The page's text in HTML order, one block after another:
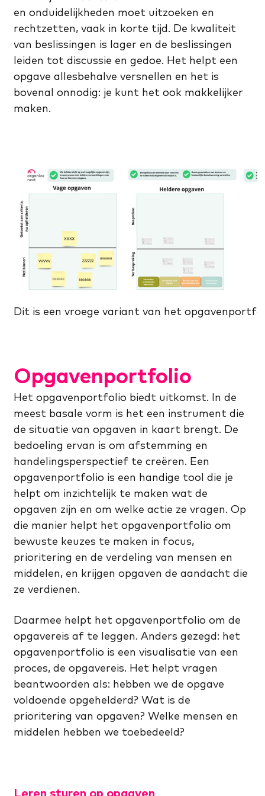
en onduidelijkheden moet uitzoeken en
rechtzetten, vaak in korte tijd. De kwaliteit
van beslissingen is lager en de beslissingen
leiden tot discussie en gedoe. Het helpt een
opgave allesbehalve versnellen en het is
bovenal onnodig: je kunt het ook makkelijker
maken.
Dit is een vroege variant van het
Opgavenportfolio
Het opgavenportfolio biedt uitkomst. In de
meest basale vorm is het een instrument die
de situatie van opgaven in kaart brengt. De
bedoeling ervan is om afstemming en
handelingsperspectief te creëren. Een
opgavenportfolio is een handige tool die je
helpt om inzichtelijk te maken wat de
opgaven zijn en om welke actie ze vragen. Op
die manier helpt het opgavenportfolio om
bewuste keuzes te maken in focus,
prioritering en de verdeling van mensen en
middelen, en krijgen opgaven de aandacht die
ze verdienen.
Daarmee helpt het opgavenportfolio om de
opgavereis af te leggen. Anders gezegd: het
opgavenportfolio is een visualisatie van een
proces, de opgavereis. Het helpt vragen
beantwoorden als: hebben we de opgave
voldoende opgehelderd? Wat is de
prioritering van opgaven? Welke mensen en
middelen hebben we toebedeeld?
Leren sturen op opgaven